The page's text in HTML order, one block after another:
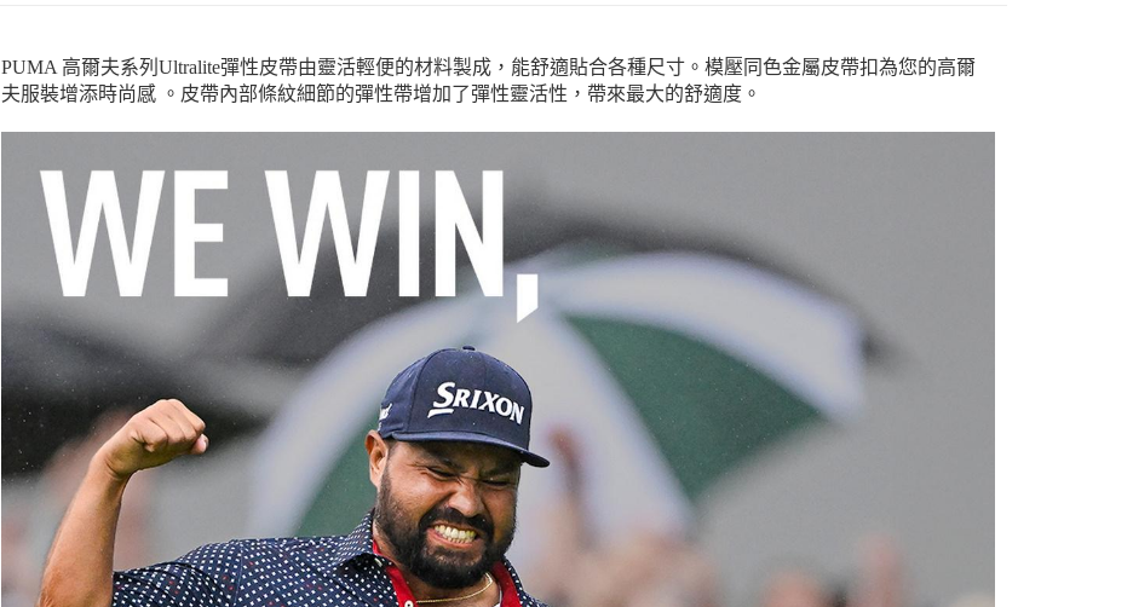
宅配貨到付款(離島恕不配送)
每筆NT$180
PUMA 高爾夫系列Ultralite彈性皮帶由靈活輕便的材料製成，能舒適貼合各種尺寸。模壓同色金屬皮帶扣為您的高爾
夫服裝增添時尚感 。皮帶內部條紋細節的彈性帶增加了彈性靈活性，帶來最大的舒適度。